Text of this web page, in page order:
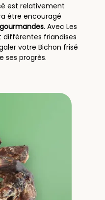
est relativement
être encouragé
. Avec Les
différentes friandises
votre Bichon frisé
ses progrès.